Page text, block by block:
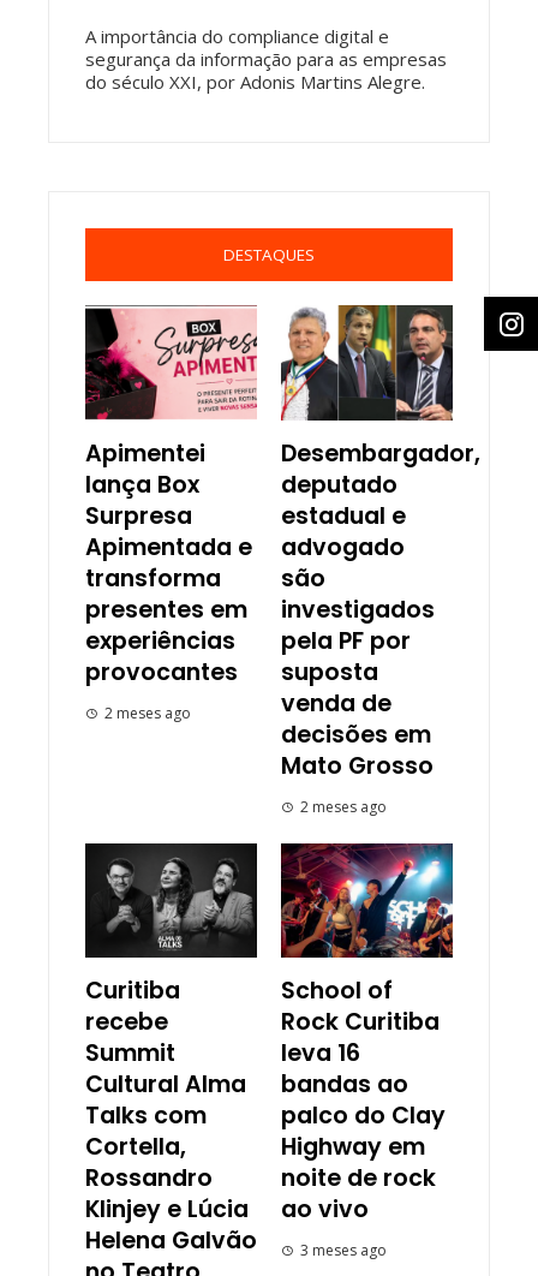
A importância do compliance digital e
segurança da informação para as empresas
do século XXI, por Adonis Martins Alegre.
DESTAQUES
Apimentei
lança Box
Surpresa
Apimentada e
transforma
presentes em
experiências
provocantes
2 meses ago
Desembargador,
deputado
estadual e
advogado
são
investigados
pela PF por
suposta
venda de
decisões em
Mato Grosso
2 meses ago
Curitiba
recebe
Summit
Cultural Alma
Talks com
Cortella,
Rossandro
Klinjey e Lúcia
Helena Galvão
School of
Rock Curitiba
leva 16
bandas ao
palco do Clay
Highway em
noite de rock
ao vivo
3 meses ago